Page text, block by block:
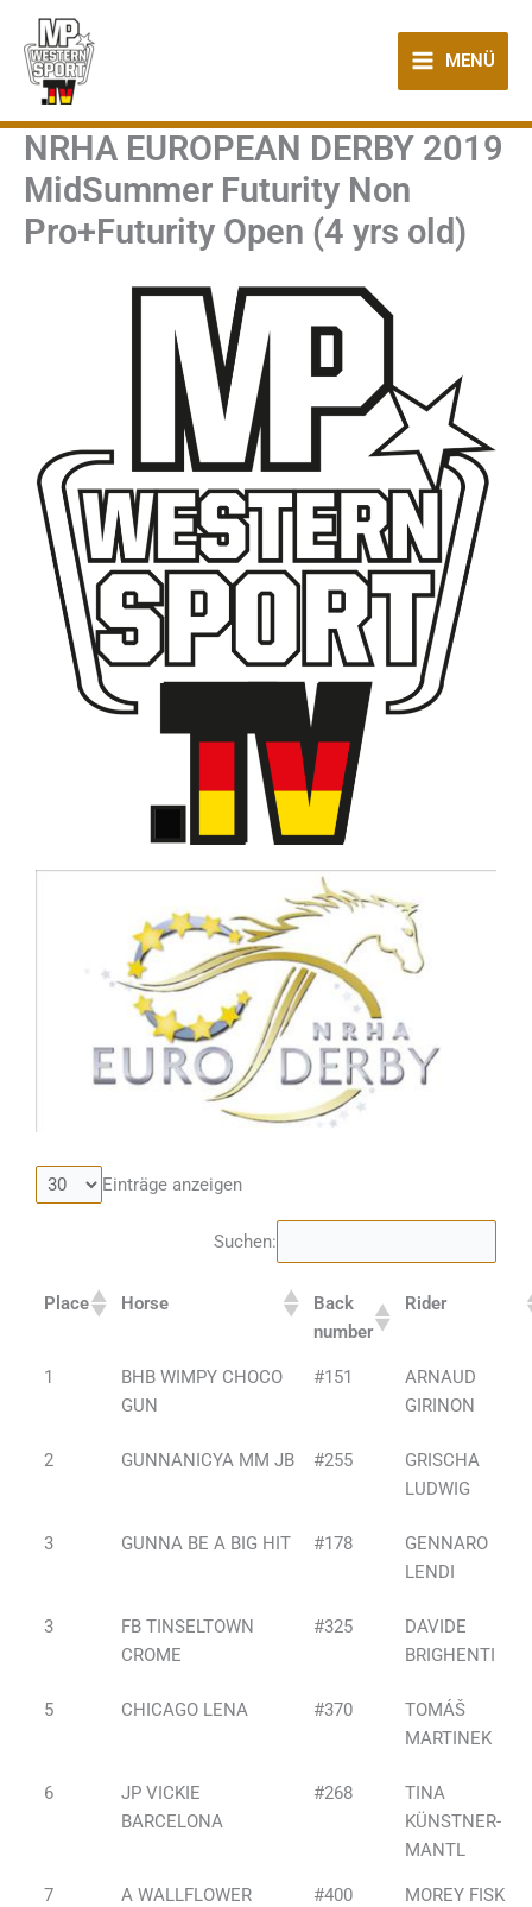
Inhalt
springen
MENÜ
NRHA EUROPEAN DERBY 2019
MidSummer Futurity Non
Pro+Futurity Open (4 yrs old)
Einträge anzeigen
Suchen:
Place Horse
Back
number
Rider
1
BHB WIMPY CHOCO
GUN
#151
ARNAUD
GIRINON
2 GUNNANICYA MM JB #255
GRISCHA
LUDWIG
3 GUNNA BE A BIG HIT #178
GENNARO
LENDI
3
FB TINSELTOWN
CROME
#325
DAVIDE
BRIGHENTI
5 CHICAGO LENA #370
TOMÁŠ
MARTINEK
6
JP VICKIE
BARCELONA
#268
TINA
KÜNSTNER-
MANTL
7 A WALLFLOWER #400 MOREY FISK